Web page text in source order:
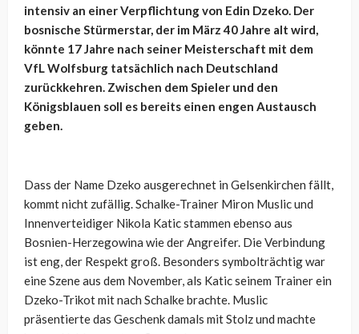
intensiv an einer Verpflichtung von Edin Dzeko. Der
bosnische Stürmerstar, der im März 40 Jahre alt wird,
könnte 17 Jahre nach seiner Meisterschaft mit dem
VfL Wolfsburg tatsächlich nach Deutschland
zurückkehren. Zwischen dem Spieler und den
Königsblauen soll es bereits einen engen Austausch
geben.
Dass der Name Dzeko ausgerechnet in Gelsenkirchen fällt,
kommt nicht zufällig. Schalke-Trainer Miron Muslic und
Innenverteidiger Nikola Katic stammen ebenso aus
Bosnien-Herzegowina wie der Angreifer. Die Verbindung
ist eng, der Respekt groß. Besonders symbolträchtig war
eine Szene aus dem November, als Katic seinem Trainer ein
Dzeko-Trikot mit nach Schalke brachte. Muslic
präsentierte das Geschenk damals mit Stolz und machte